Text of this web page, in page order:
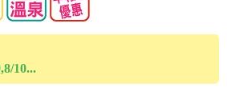
10...